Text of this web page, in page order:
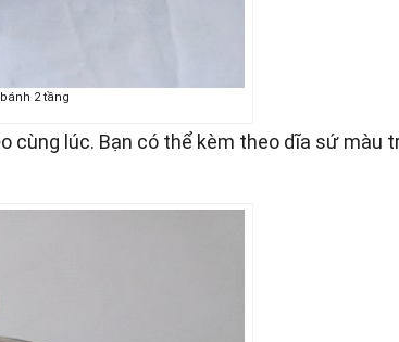
2 tầng
cùng lúc. Bạn có thể kèm theo dĩa sứ màu